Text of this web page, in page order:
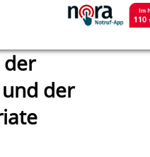
der
der